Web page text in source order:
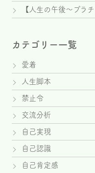
【人生の午後～プラ
カテゴリー一覧
愛着
人生脚本
禁止令
交流分析
自己実現
自己認識
自己肯定感